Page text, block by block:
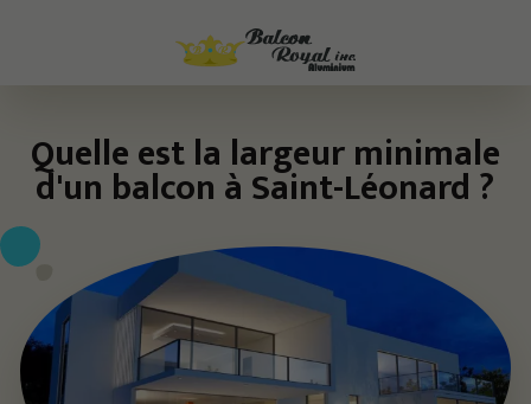
Quelle est la largeur minimale
d'un balcon à Saint-Léonard ?